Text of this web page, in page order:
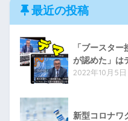
最近の投稿
「ブースタ
が認めた」は
2022年10月5日
新型コロナワ